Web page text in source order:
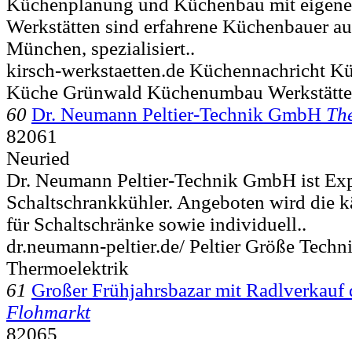
Werkstätten sind erfahrene Küchenbauer
München, spezialisiert..
kirsch-werkstaetten.de Küchennachricht
Küche Grünwald Küchenumbau
60 Dr. Neumann Peltier-Technik GmbH
82061
Neuried
Dr. Neumann Peltier-Technik GmbH ist
Schaltschrankkühler. Angeboten wird die
für Schaltschränke sowie individuell..
dr.neumann-peltier.de/ Peltier Größe
Thermoelektrik
61 Großer Frühjahrsbazar mit Radlverkauf
Flohmarkt
82065